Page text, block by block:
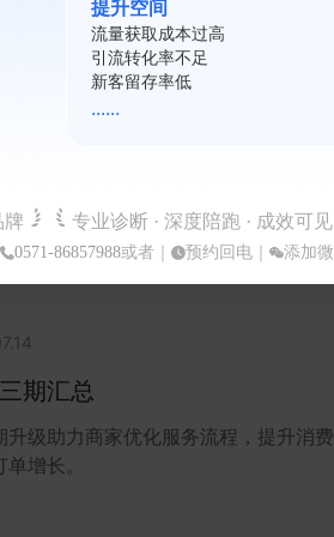
提升空间
复购率不足
会员活跃度低
裂变系数差
......
牌 专业诊断 · 深度陪跑 · 成效可见
0571-86857988或者｜ 预约回电｜ 添加
支持消费场地
费支持，提升本地生活服务零售和场地
多渠道获益
销售 # 门店经营 支付收款
会员运营
析
期汇总
升级助力商家优化服务流程，提升消费
增长。